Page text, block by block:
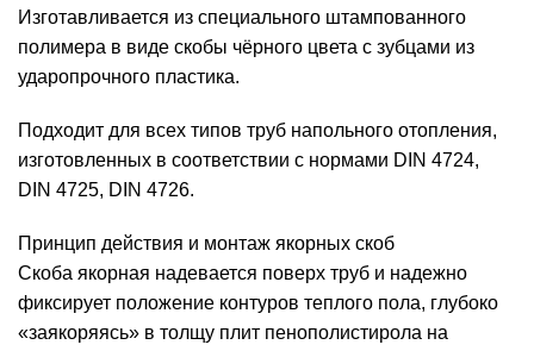
Изготавливается из специального штампованного
полимера в виде скобы чёрного цвета с зубцами из
ударопрочного пластика.
Подходит для всех типов труб напольного отопления,
изготовленных в соответствии с нормами DIN 4724,
DIN 4725, DIN 4726.
Принцип действия и монтаж якорных скоб
Скоба якорная надевается поверх труб и надежно
фиксирует положение контуров теплого пола, глубоко
«заякоряясь» в толщу плит пенополистирола на